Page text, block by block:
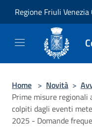
Regione Friuli Venezia
Home > Novità >
Prime misure regionali
colpiti dagli eventi
2025 - Domande